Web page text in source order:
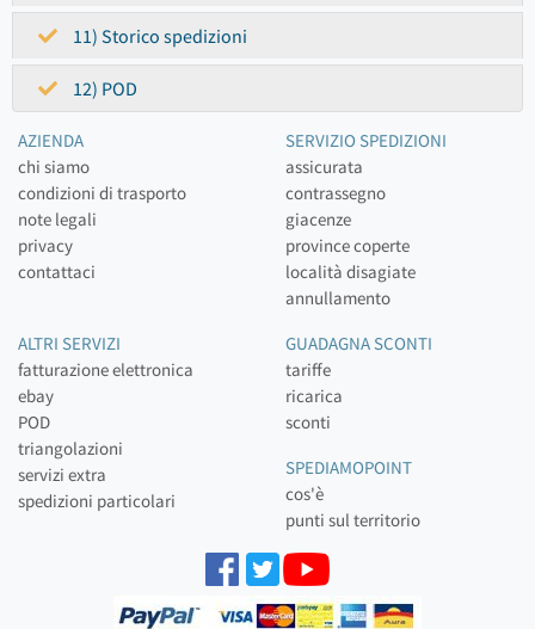
11) Storico spedizioni
12) POD
AZIENDA
chi siamo
condizioni di trasporto
note legali
privacy
contattaci
SERVIZIO SPEDIZIONI
assicurata
contrassegno
giacenze
province coperte
località disagiate
annullamento
ALTRI SERVIZI
fatturazione elettronica
ebay
POD
triangolazioni
servizi extra
spedizioni particolari
GUADAGNA SCONTI
tariffe
ricarica
sconti
SPEDIAMOPOINT
cos'è
punti sul territorio